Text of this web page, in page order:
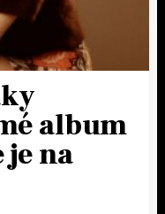
album
na